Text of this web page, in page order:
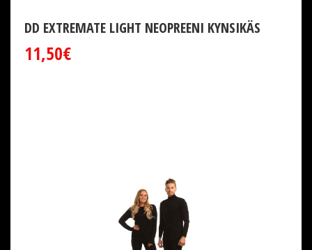
DD EXTREMATE LIGHT NEOPREENI KYNSIKÄS
11,50€